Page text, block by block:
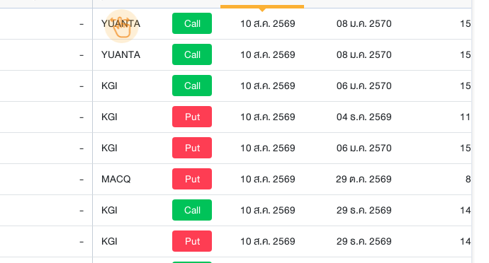
- YUANTA Call 10 ส.ค. 2569 08 ม.ค. 2570
152
- YUANTA Call 10 ส.ค. 2569 08 ม.ค. 2570
152
- KGI Call 10 ส.ค. 2569 06 ม.ค. 2570
150
- KGI Put 10 ส.ค. 2569 04 ธ.ค. 2569
117
- KGI Put 10 ส.ค. 2569 06 ม.ค. 2570
150
- MACQ Put 10 ส.ค. 2569 29 ต.ค. 2569
81
- KGI Call 10 ส.ค. 2569 29 ธ.ค. 2569
142
- KGI Put 10 ส.ค. 2569 29 ธ.ค. 2569
142